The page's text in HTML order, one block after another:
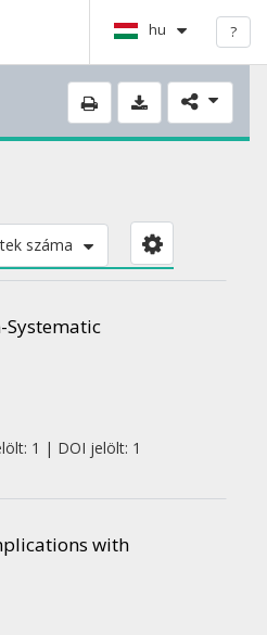
hu ?
száma
Systematic
1 | DOI jelölt: 1
with